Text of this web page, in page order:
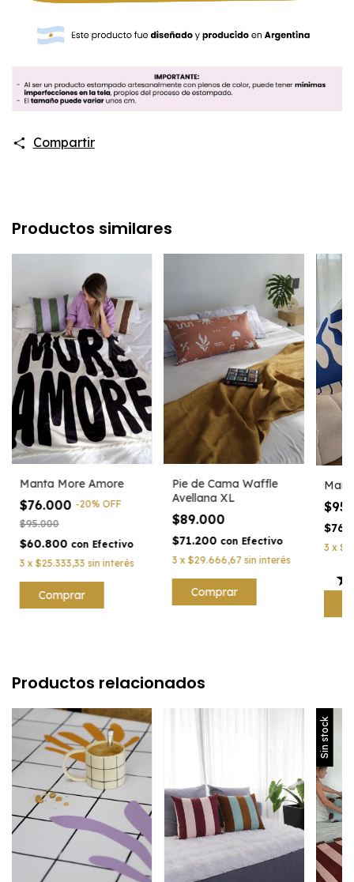
Compartir
Productos similares
Manta More Amore
$76.000 -20% OFF
$95.000
$60.800 con Efectivo
3 x$25.333,33 sin interés
Pie de Cama Waffle
Avellana XL
$89.000
$71.200 con Efectivo
3 x$29.666,67 sin interés
3 x
Productos relacionados
Sin stock